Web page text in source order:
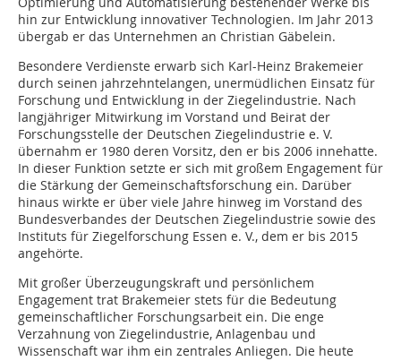
hin zur Entwicklung innovativer Technologien. Im Jahr 2013
übergab er das Unternehmen an Christian Gäbelein.
Besondere Verdienste erwarb sich Karl-Heinz Brakemeier
durch seinen jahrzehntelangen, unermüdlichen Einsatz für
Forschung und Entwicklung in der Ziegelindustrie. Nach
langjähriger Mitwirkung im Vorstand und Beirat der
Forschungsstelle der Deutschen Ziegelindustrie e. V.
übernahm er 1980 deren Vorsitz, den er bis 2006 innehatte.
In dieser Funktion setzte er sich mit großem Engagement für
die Stärkung der Gemeinschaftsforschung ein. Darüber
hinaus wirkte er über viele Jahre hinweg im Vorstand des
Bundesverbandes der Deutschen Ziegelindustrie sowie des
Instituts für Ziegelforschung Essen e. V., dem er bis 2015
angehörte.
Mit großer Überzeugungskraft und persönlichem
Engagement trat Brakemeier stets für die Bedeutung
gemeinschaftlicher Forschungsarbeit ein. Die enge
Verzahnung von Ziegelindustrie, Anlagenbau und
Wissenschaft war ihm ein zentrales Anliegen. Die heute